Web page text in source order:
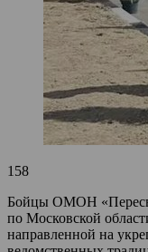
158
Бойцы ОМОН
по Московской
направленной на